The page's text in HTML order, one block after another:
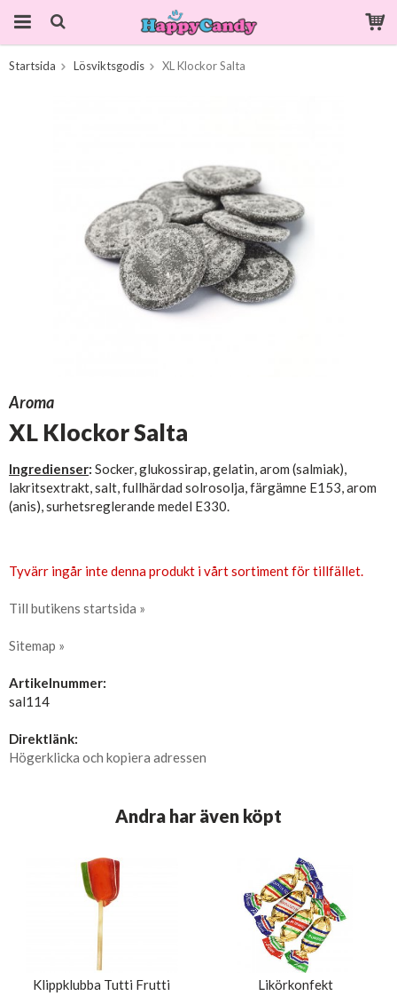
Startsida Lösviktsgodis XL Klockor Salta
Aroma
XL Klockor Salta
Ingredienser: Socker, glukossirap, gelatin, arom (salmiak),
lakritsextrakt, salt, fullhärdad solrosolja, färgämne E153, arom
(anis), surhetsreglerande medel E330.
Tyvärr ingår inte denna produkt i vårt sortiment för tillfället.
Till butikens startsida »
Sitemap »
Artikelnummer:
sal114
Direktlänk:
Högerklicka och kopiera adressen
Andra har även köpt
Klippklubba Tutti Frutti Likörkonfekt